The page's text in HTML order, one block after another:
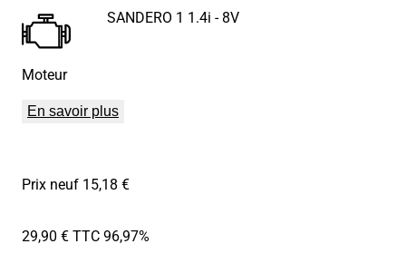
Moteur
SANDERO 1 1.4i - 8V
En savoir plus
Prix neuf 15,18 €
29,90 € TTC96,97%